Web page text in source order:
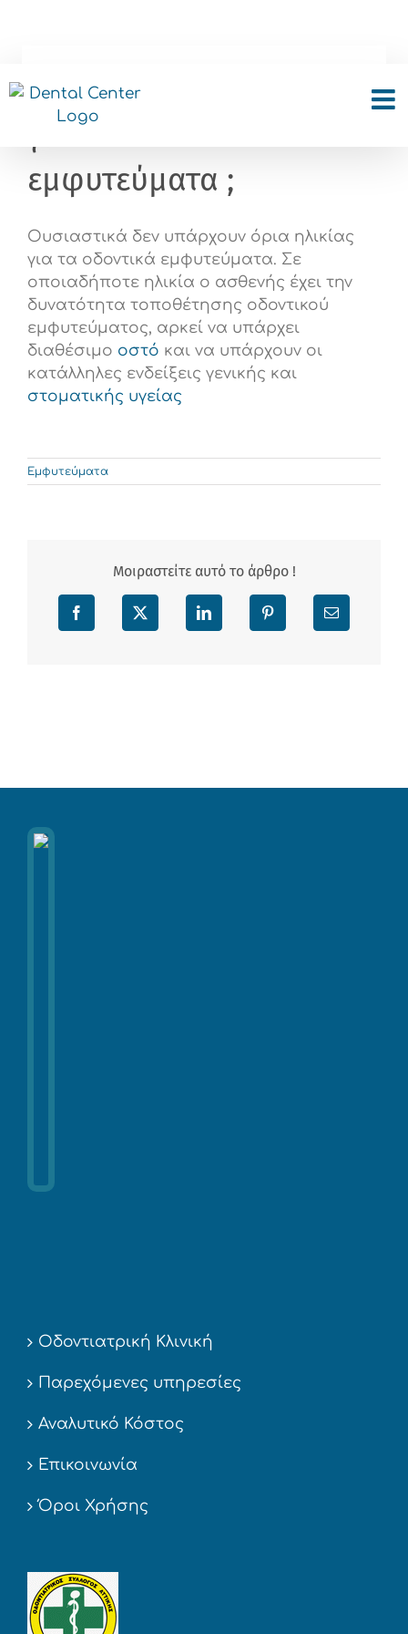
Υπάρχουν όρια ηλικίας
για τα οδοντικά
εμφυτεύματα ;
Ουσιαστικά δεν υπάρχουν όρια ηλικίας
για τα οδοντικά εμφυτεύματα. Σε
οποιαδήποτε ηλικία ο ασθενής έχει την
δυνατότητα τοποθέτησης οδοντικού
εμφυτεύματος, αρκεί να υπάρχει
διαθέσιμο οστό και να υπάρχουν οι
κατάλληλες ενδείξεις γενικής και
στοματικής υγείας
Εμφυτεύματα
Μοιραστείτε αυτό το άρθρο !
Facebook X LinkedIn Pinterest Email
Οδοντιατρική Κλινική
Παρεχόμενες υπηρεσίες
Αναλυτικό Κόστος
Επικοινωνία
Όροι Χρήσης